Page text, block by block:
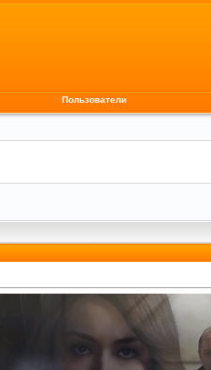
Пользователи